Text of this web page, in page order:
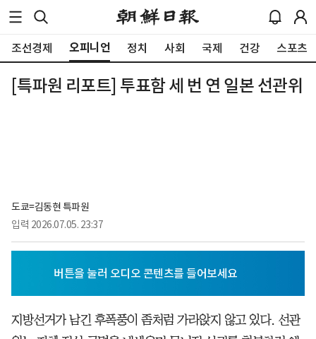
조선경제 오피니언 정치 사회 국제 건강 스포츠
[특파원 리포트] 투표함 세 번 연 일본 선관위
도쿄=김동현 특파원
입력 2026.07.05. 23:37
지방선거가 남긴 후폭풍이 좀처럼 가라앉지 않고 있다. 선관